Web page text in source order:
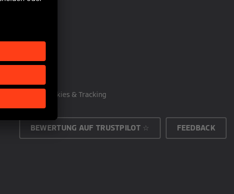
Cookies & Tracking
BEWERTUNG AUF TRUSTPILOT ☆ FEEDBACK